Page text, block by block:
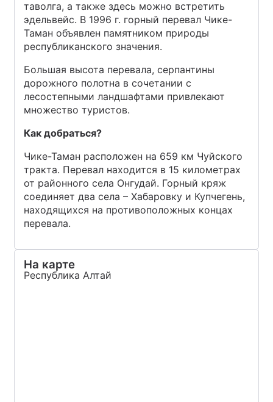
таволга, а также здесь можно встретить
эдельвейс. В 1996 г. горный перевал Чике-
Таман объявлен памятником природы
республиканского значения.
Большая высота перевала, серпантины
дорожного полотна в сочетании с
лесостепными ландшафтами привлекают
множество туристов.
Как добраться?
Чике-Таман расположен на 659 км Чуйского
тракта. Перевал находится в 15 километрах
от районного села Онгудай. Горный кряж
соединяет два села – Хабаровку и Купчегень,
находящихся на противоположных концах
перевала.
На карте
Республика Алтай